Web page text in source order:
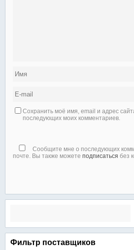
Сохранить моё имя, email и адрес
последующих моих комментариев.
Сообщите мне о последующих
почте. Вы также можете подписаться без
Фильтр поставщиков